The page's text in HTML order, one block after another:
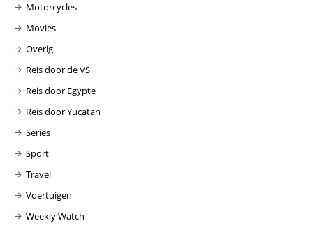
Motorcycles
Movies
Overig
Reis door de VS
Reis door Egypte
Reis door Yucatan
Series
Sport
Travel
Voertuigen
Weekly Watch